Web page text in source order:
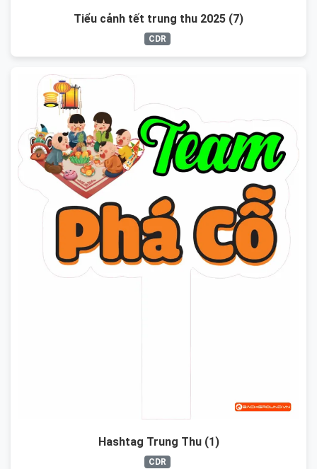
Tiểu cảnh tết trung thu 2025 (7)
CDR
Hashtag Trung Thu (1)
CDR